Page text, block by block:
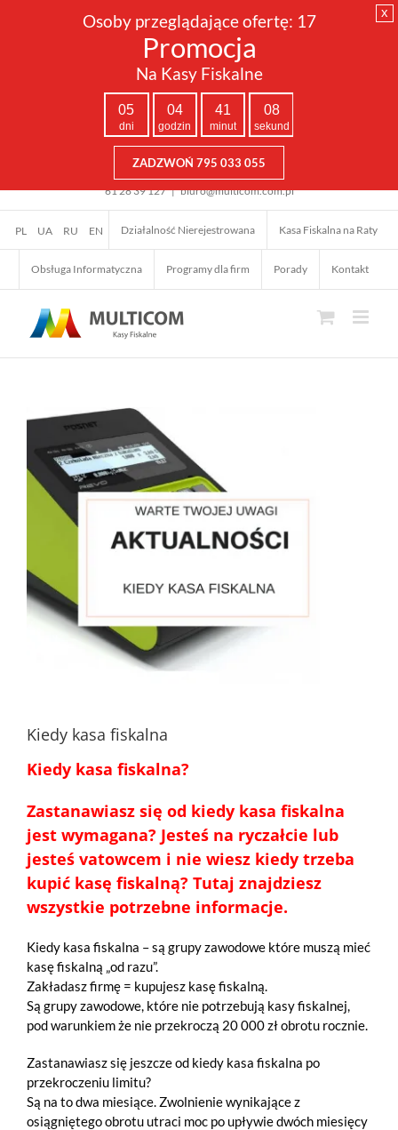
61 28 39 127 | biuro@multicom.com.pl
PL UA RU EN Działalność Nierejestrowana Kasa Fiskalna na Raty
Obsługa Informatyczna Programy dla firm Porady Kontakt
Pokaż
obrazek
Kiedy kasa fiskalna
Kiedy kasa fiskalna?
Zastanawiasz się od kiedy kasa fiskalna
jest wymagana? Jesteś na ryczałcie lub
jesteś vatowcem i nie wiesz kiedy trzeba
kupić kasę fiskalną? Tutaj znajdziesz
wszystkie potrzebne informacje.
Kiedy kasa fiskalna – są grupy zawodowe które muszą mieć
kasę fiskalną „od razu”.
Zakładasz firmę = kupujesz kasę fiskalną.
Są grupy zawodowe, które nie potrzebują kasy fiskalnej,
pod warunkiem że nie przekroczą 20 000 zł obrotu rocznie.
Zastanawiasz się jeszcze od kiedy kasa fiskalna po
przekroczeniu limitu?
Są na to dwa miesiące. Zwolnienie wynikające z
osiągniętego obrotu utraci moc po upływie dwóch miesięcy
Osoby przeglądające ofertę: 17
Promocja
Na Kasy Fiskalne
05
dni
04
godzin
41
minut
08
sekund
ZADZWOŃ 795 033 055
x